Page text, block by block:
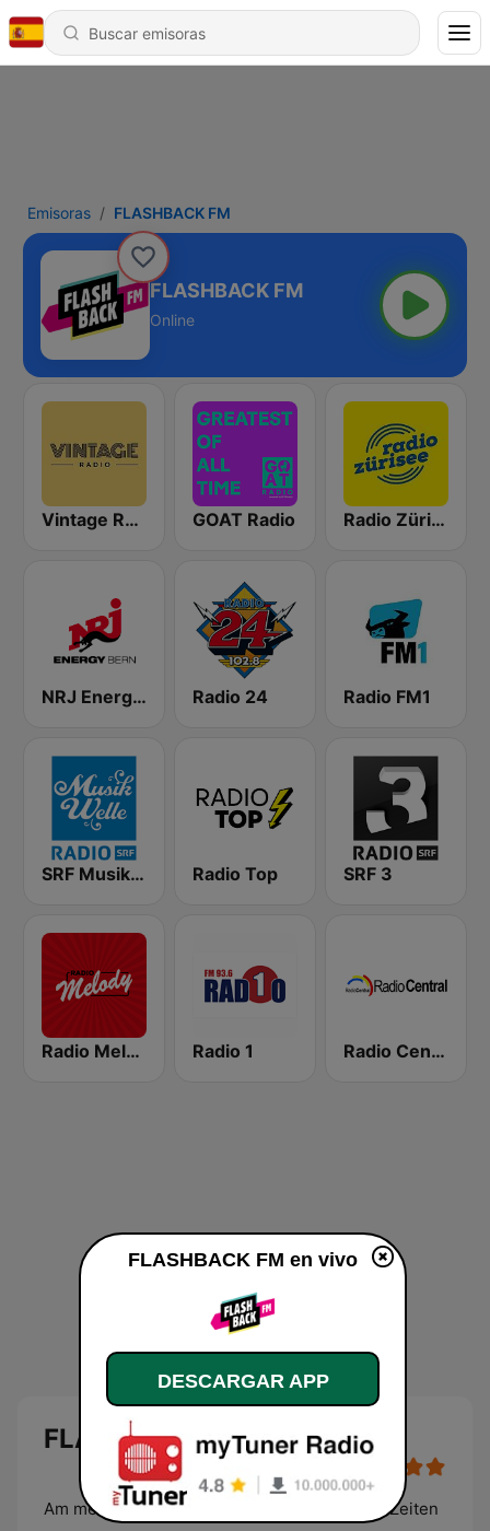
Emisoras FLASHBACK FM
FLASHBACK FM
Online
Vintage Radio GOAT Radio Radio Zürisee
NRJ Energy Bern Radio 24 Radio FM1
SRF Musikwelle Radio Top SRF 3
Radio Melody Schweiz Radio 1 Radio Central
FLASHBACK FM
Am meisten 80er und die grössten Hits aller Zeiten
FLASHBACK FM en vivo
DESCARGAR APP